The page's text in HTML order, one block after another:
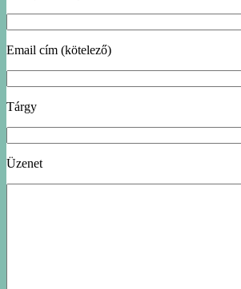
Email cím (kötelező)
Tárgy
Üzenet